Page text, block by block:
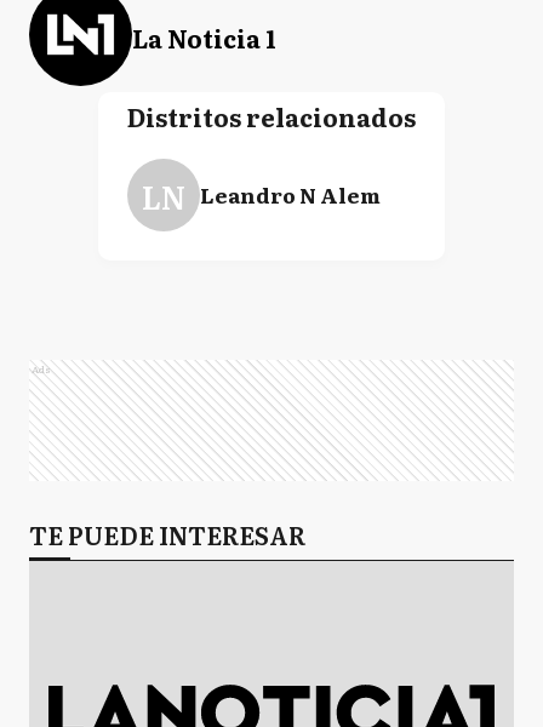
La Noticia 1
Distritos relacionados
LN Leandro N Alem
Ads
TE PUEDE INTERESAR